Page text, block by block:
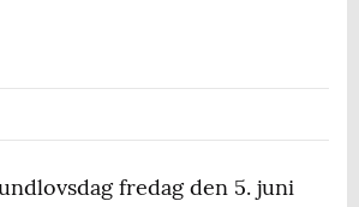
fredag den 5. juni